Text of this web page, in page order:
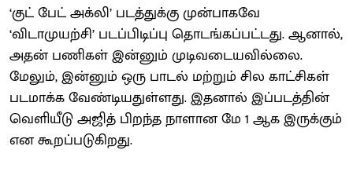
‘குட் பேட் அக்லி’ படத்துக்கு முன்பாகவே
‘விடாமுயற்சி’ படப்பிடிப்பு தொடங்கப்பட்டது. ஆனால்,
அதன் பணிகள் இன்னும் முடிவடையவில்லை.
மேலும், இன்னும் ஒரு பாடல் மற்றும் சில காட்சிகள்
படமாக்க வேண்டியதுள்ளது. இதனால் இப்படத்தின்
வெளியீடு அஜித் பிறந்த நாளான மே 1 ஆக இருக்கும்
என கூறப்படுகிறது.